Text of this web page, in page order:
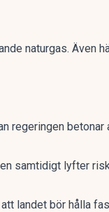
naturgas. Även
regeringen betonar
samtidigt lyfter
landet bör hålla